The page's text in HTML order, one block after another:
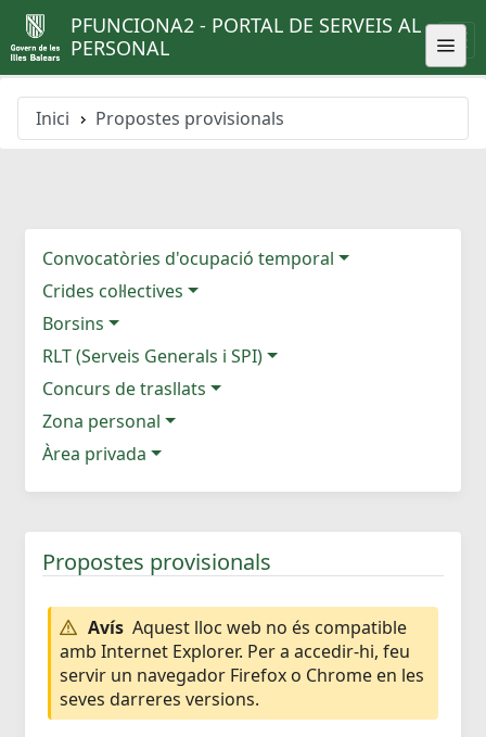
PFUNCIONA2 - PORTAL DE SERVEIS AL
PERSONAL
Inici Propostes provisionals
Convocatòries d'ocupació temporal
Crides col·lectives
Borsins
RLT (Serveis Generals i SPI)
Concurs de trasllats
Zona personal
Àrea privada
Propostes provisionals
Avís Aquest lloc web no és compatible
amb Internet Explorer. Per a accedir-hi, feu
servir un navegador Firefox o Chrome en les
seves darreres versions.